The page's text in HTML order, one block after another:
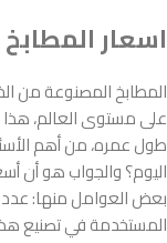
اسعار
المطابخ المصنوعة من
على مستوى العالم، هذا
طول عمره، من أهم
اليوم؟ والجواب هو أن
بعض العوامل منها: عدد
المستخدمة في تصنيع